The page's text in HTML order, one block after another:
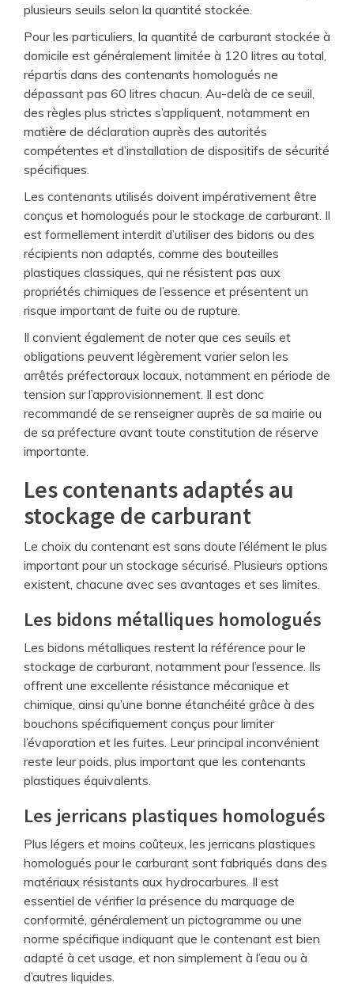
plusieurs seuils selon la quantité stockée.
Pour les particuliers, la quantité de carburant stockée à
domicile est généralement limitée à 120 litres au total,
répartis dans des contenants homologués ne
dépassant pas 60 litres chacun. Au-delà de ce seuil,
des règles plus strictes s’appliquent, notamment en
matière de déclaration auprès des autorités
compétentes et d’installation de dispositifs de sécurité
spécifiques.
Les contenants utilisés doivent impérativement être
conçus et homologués pour le stockage de carburant. Il
est formellement interdit d’utiliser des bidons ou des
récipients non adaptés, comme des bouteilles
plastiques classiques, qui ne résistent pas aux
propriétés chimiques de l’essence et présentent un
risque important de fuite ou de rupture.
Il convient également de noter que ces seuils et
obligations peuvent légèrement varier selon les
arrêtés préfectoraux locaux, notamment en période de
tension sur l’approvisionnement. Il est donc
recommandé de se renseigner auprès de sa mairie ou
de sa préfecture avant toute constitution de réserve
importante.
Les contenants adaptés au
stockage de carburant
Le choix du contenant est sans doute l’élément le plus
important pour un stockage sécurisé. Plusieurs options
existent, chacune avec ses avantages et ses limites.
Les bidons métalliques homologués
Les bidons métalliques restent la référence pour le
stockage de carburant, notamment pour l’essence. Ils
offrent une excellente résistance mécanique et
chimique, ainsi qu’une bonne étanchéité grâce à des
bouchons spécifiquement conçus pour limiter
l’évaporation et les fuites. Leur principal inconvénient
reste leur poids, plus important que les contenants
plastiques équivalents.
Les jerricans plastiques homologués
Plus légers et moins coûteux, les jerricans plastiques
homologués pour le carburant sont fabriqués dans des
matériaux résistants aux hydrocarbures. Il est
essentiel de vérifier la présence du marquage de
conformité, généralement un pictogramme ou une
norme spécifique indiquant que le contenant est bien
adapté à cet usage, et non simplement à l’eau ou à
d’autres liquides.